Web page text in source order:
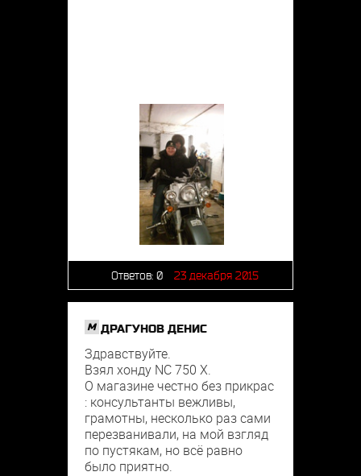
Ответов: 0 23 декабря 2015
M ДРАГУНОВ ДЕНИС
Здравствуйте.
Взял хонду NC 750 X.
О магазине честно без прикрас
: консультанты вежливы,
грамотны, несколько раз сами
перезванивали, на мой взгляд
по пустякам, но всё равно
было приятно.